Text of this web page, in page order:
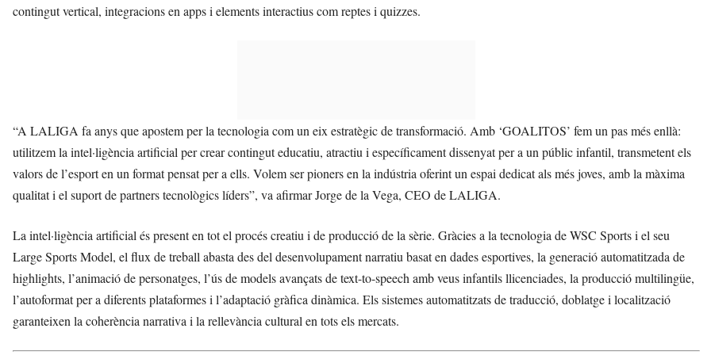
contingut vertical, integracions en apps i elements interactius com reptes i quizzes.
“A LALIGA fa anys que apostem per la tecnologia com un eix estratègic de transformació. Amb ‘GOALITOS’ fem un pas més enllà:
utilitzem la intel·ligència artificial per crear contingut educatiu, atractiu i específicament dissenyat per a un públic infantil, transmetent els
valors de l’esport en un format pensat per a ells. Volem ser pioners en la indústria oferint un espai dedicat als més joves, amb la màxima
qualitat i el suport de partners tecnològics líders”, va afirmar Jorge de la Vega, CEO de LALIGA.
La intel·ligència artificial és present en tot el procés creatiu i de producció de la sèrie. Gràcies a la tecnologia de WSC Sports i el seu
Large Sports Model, el flux de treball abasta des del desenvolupament narratiu basat en dades esportives, la generació automatitzada de
highlights, l’animació de personatges, l’ús de models avançats de text-to-speech amb veus infantils llicenciades, la producció multilingüe,
l’autoformat per a diferents plataformes i l’adaptació gràfica dinàmica. Els sistemes automatitzats de traducció, doblatge i localització
garanteixen la coherència narrativa i la rellevància cultural en tots els mercats.